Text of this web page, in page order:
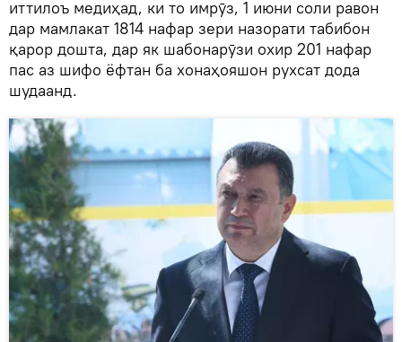
иттилоъ медиҳад, ки то имрӯз, 1 июни соли равон
дар мамлакат 1814 нафар зери назорати табибон
қарор дошта, дар як шабонарӯзи охир 201 нафар
пас аз шифо ёфтан ба хонаҳояшон рухсат дода
шудаанд.